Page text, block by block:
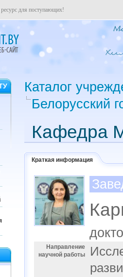
для поступающих!
Каталог
Белорусский
Кафедра
Краткая информация
Направление
научной работы